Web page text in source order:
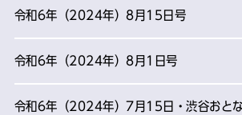
令和6年（2024年）8月15日号
令和6年（2024年）8月1日号
令和6年（2024年）7月15日・渋谷おと